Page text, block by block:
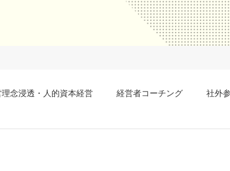
理念浸透・人的資本経営 経営者コーチング 社外